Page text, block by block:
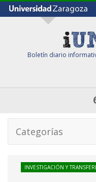
Boletín diario
Categorías
INVESTIGACIÓN Y